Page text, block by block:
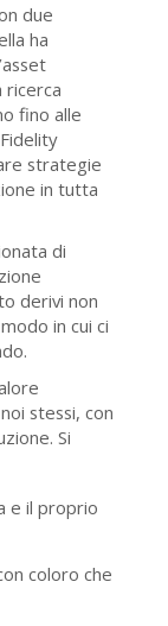
due
ha
ricerca
fino alle
strategie
in tutta
di
derivi non
in cui ci
stessi, con
Si
e il proprio
coloro che